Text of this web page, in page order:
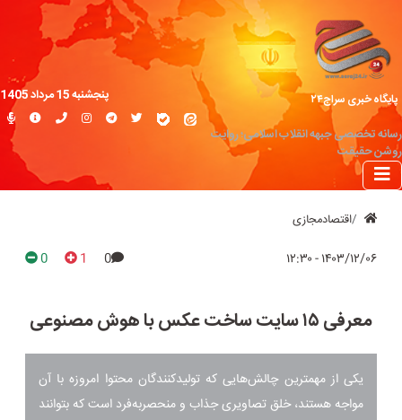
پایگاه خبری سراج۲۴
رسانه تخصصی جبهه انقلاب اسلامی؛ روایت
روشن حقیقت
پنجشنبه 15 مرداد 1405
اقتصادمجازی
۱۴۰۳/۱۲/۰۶ - ۱۲:۳۰ 0
1
0
معرفی ۱۵ سایت ساخت عکس با هوش مصنوعی
یکی از مهمترین چالش‌هایی که تولیدکنندگان محتوا امروزه با آن
مواجه هستند، خلق تصاویری جذاب و منحصر‌به‌فرد است که بتوانند